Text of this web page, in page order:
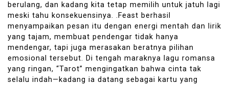
berulang, dan kadang kita tetap memilih untuk jatuh lagi
meski tahu konsekuensinya. .Feast berhasil
menyampaikan pesan itu dengan energi mentah dan lirik
yang tajam, membuat pendengar tidak hanya
mendengar, tapi juga merasakan beratnya pilihan
emosional tersebut. Di tengah maraknya lagu romansa
yang ringan, “Tarot” mengingatkan bahwa cinta tak
selalu indah—kadang ia datang sebagai kartu yang